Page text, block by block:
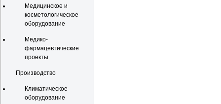
Медицинское и
косметологическое
оборудование
Медико-
фармацевтические
проекты
Производство
Климатическое
оборудование